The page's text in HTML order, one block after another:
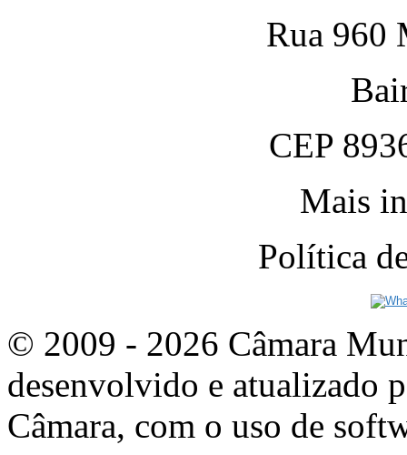
Rua 960
CEP
Mais
Política
© 2009 - 2026 Câmara
desenvolvido e atualizado
Câmara, com o uso de